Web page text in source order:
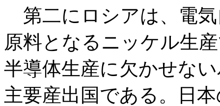
第二にロシアは、電
原料となるニッケル生
半導体生産に欠かせな
主要産出国である。日